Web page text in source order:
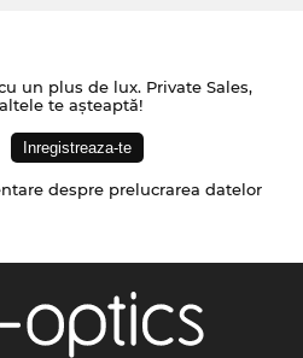
un plus de lux. Private Sales,
te așteaptă!
despre prelucrarea datelor